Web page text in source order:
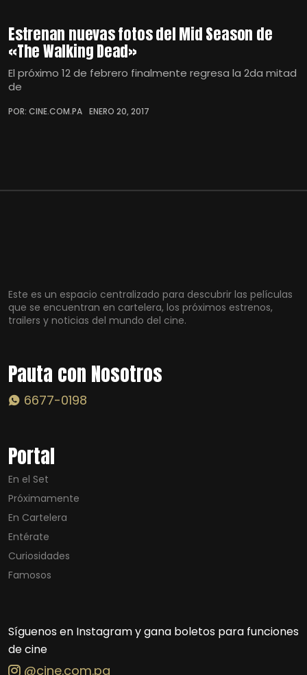
Estrenan nuevas fotos del Mid Season de
«The Walking Dead»
El próximo 12 de febrero finalmente regresa la 2da mitad
de
POR: CINE.COM.PA ENERO 20, 2017
Este es un espacio centralizado para descubrir las películas
que se encuentran en cartelera, los próximos estrenos,
trailers y noticias del mundo del cine.
Pauta con Nosotros
6677-0198
Portal
En el Set
Próximamente
En Cartelera
Entérate
Curiosidades
Famosos
Síguenos en Instagram y gana boletos para funciones
de cine
@cine.com.pa